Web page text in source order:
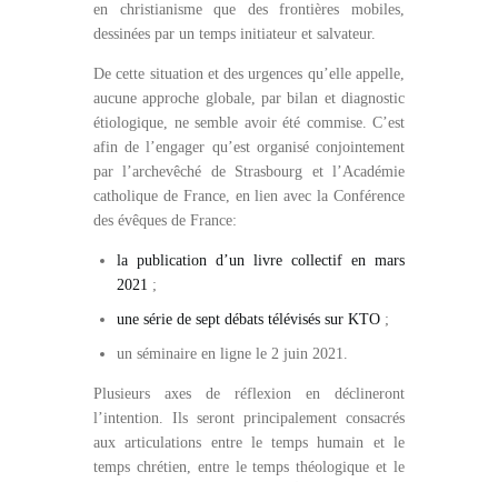
en christianisme que des frontières mobiles,
dessinées par un temps initiateur et salvateur.
De cette situation et des urgences qu’elle appelle,
aucune approche globale, par bilan et diagnostic
étiologique, ne semble avoir été commise. C’est
afin de l’engager qu’est organisé conjointement
par l’archevêché de Strasbourg et l’Académie
catholique de France, en lien avec la Conférence
des évêques de France:
la publication d’un livre collectif en mars
2021 ;
une série de sept débats télévisés sur KTO ;
un séminaire en ligne le 2 juin 2021.
Plusieurs axes de réflexion en déclineront
l’intention. Ils seront principalement consacrés
aux articulations entre le temps humain et le
temps chrétien, entre le temps théologique et le